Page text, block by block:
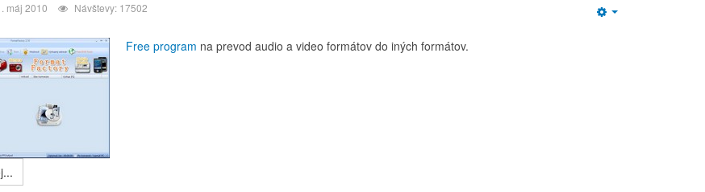
máj 2010 Návštevy: 17502
Free program na prevod audio a video formátov do iných formátov.